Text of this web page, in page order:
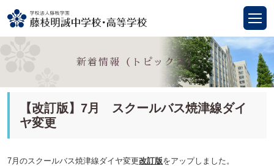
新着情報（トピックス）
【改訂版】7月 スクールバス焼津線ダイ
ヤ変更
7月のスクールバス焼津線ダイヤ変更改訂版をアップしました。